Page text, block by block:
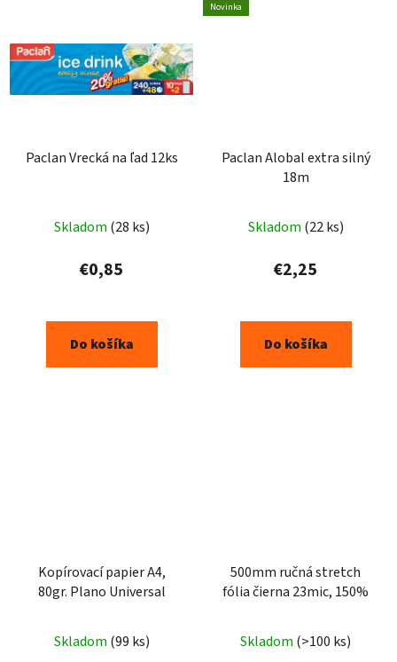
Paclan Vrecká na ľad 12ks
Skladom (28 ks)
€0,85
Do košíka
Novinka
Paclan Alobal extra silný
18m
Skladom (22 ks)
€2,25
Do košíka
Kopírovací papier A4,
80gr. Plano Universal
Skladom (99 ks)
500mm ručná stretch
fólia čierna 23mic, 150%
Skladom (>100 ks)